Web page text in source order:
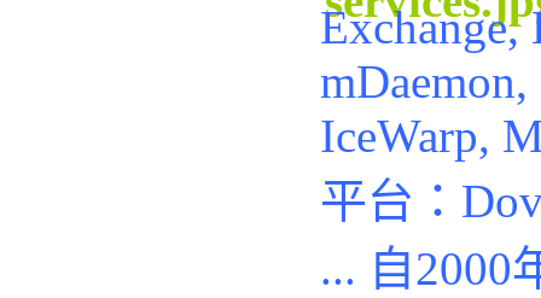
IceWarp,
平台：
... 自2000